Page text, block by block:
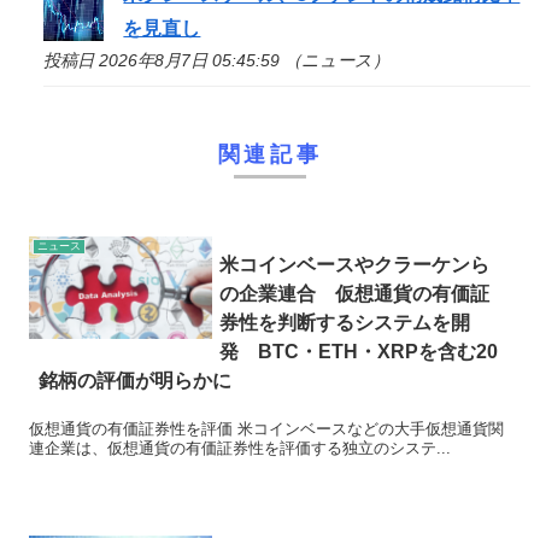
を見直し
投稿日 2026年8月7日 05:45:59 （ニュース）
関連記事
ニュース
米コインベースやクラーケンら
の企業連合 仮想通貨の有価証
券性を判断するシステムを開
発 BTC・ETH・XRPを含む20
銘柄の評価が明らかに
仮想通貨の有価証券性を評価 米コインベースなどの大手仮想通貨関
連企業は、仮想通貨の有価証券性を評価する独立のシステ...